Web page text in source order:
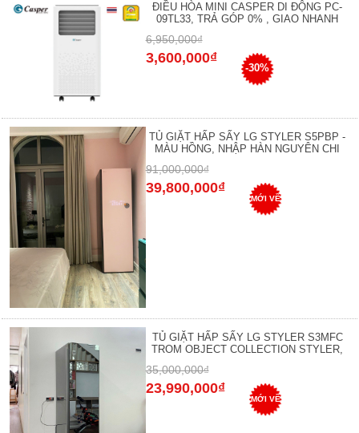
ĐIỀU HÒA MINI CASPER DI ĐỘNG PC-
09TL33, TRẢ GÓP 0% , GIAO NHANH
6,950,000₫
3,600,000₫
-30%
TỦ GIẶT HẤP SẤY LG STYLER S5PBP -
MÀU HỒNG, NHẬP HÀN NGUYÊN CHI
91,000,000₫
39,800,000₫
MỚI VỀ
TỦ GIẶT HẤP SẤY LG STYLER S3MFC
TROM OBJECT COLLECTION STYLER,
35,000,000₫
23,990,000₫
MỚI VỀ